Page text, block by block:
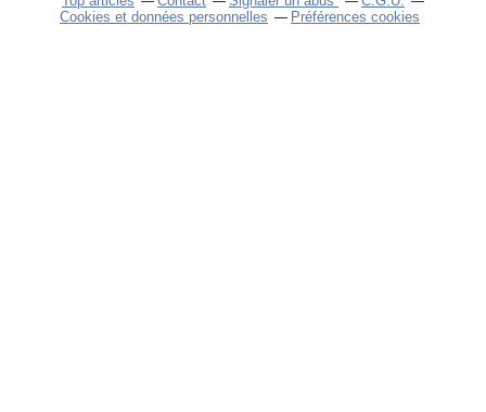
Cookies et données personnelles
Préférences cookies